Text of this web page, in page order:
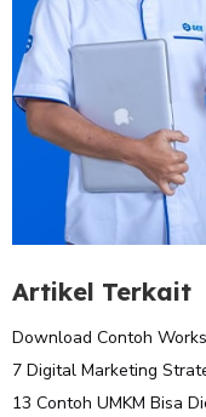
Artikel Terkait
Download Contoh
7 Digital Marketing
13 Contoh UMKM Bisa